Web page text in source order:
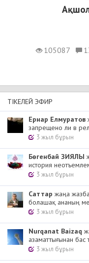
105087
ТІКЕЛЕЙ ЭФИР
Ернар Елмуратов
запрещено ли в
3 жыл бұрын
Бөгенбай ЗИЯЛЫ
история
3 жыл бұрын
Cаттар жаңа жазба
болашақ ананың
3 жыл бұрын
Nurqanat Baizaq
азаматтығынан бас
3 жыл бұрын